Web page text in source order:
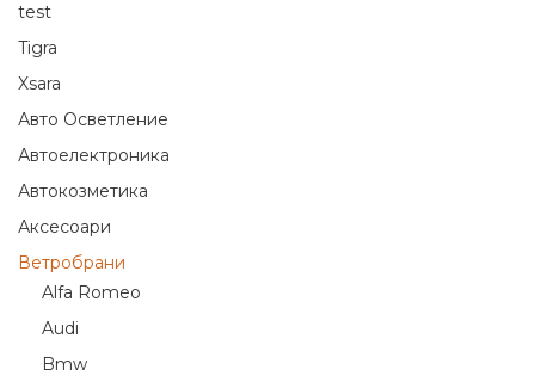
test
Tigra
Xsara
Авто Осветление
Автоелектроника
Автокозметика
Аксесоари
Ветробрани
Alfa Romeo
Audi
Bmw